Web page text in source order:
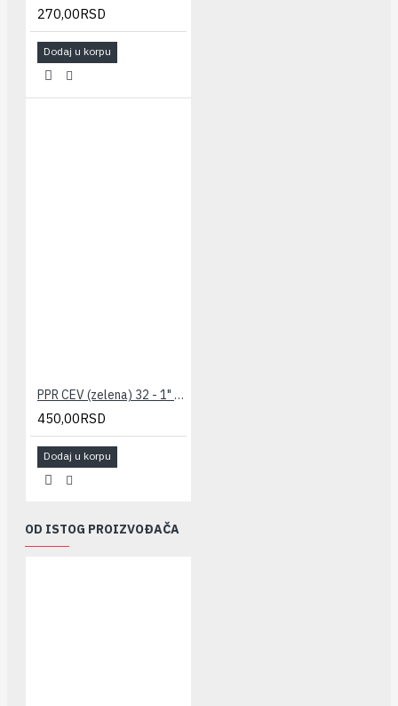
270,00RSD
Dodaj u korpu
PPR CEV (zelena) 32 - 1" PESTAN
450,00RSD
Dodaj u korpu
OD ISTOG PROIZVOĐAČA